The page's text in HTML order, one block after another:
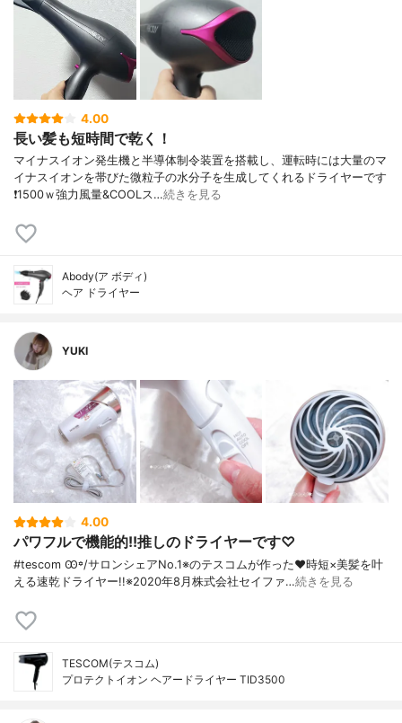
4.00
長い髪も短時間で乾く！
マイナスイオン発生機と半導体制令装置を搭載し、運転時には大量のマ
イナスイオンを帯びた微粒子の水分子を生成してくれるドライヤーです
❗1500ｗ強力風量&COOLス…続きを見る
Abody(ア ボディ)
ヘア ドライヤー
YUKI
4.00
パワフルで機能的!!推しのドライヤーです♡
#tescom Ꙭ꙳/ サロンシェアNo.1※のテスコムが作った♥︎ 時短×美髪を叶
える速乾ドライヤー!! ※2020年8月株式会社セイファ…続きを見る
TESCOM(テスコム)
プロテクトイオン ヘアードライヤー TID3500